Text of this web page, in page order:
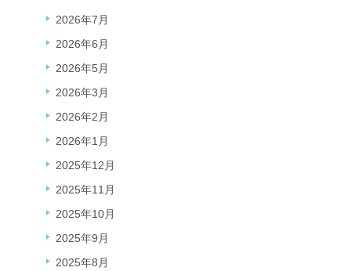
2026年7月
2026年6月
2026年5月
2026年3月
2026年2月
2026年1月
2025年12月
2025年11月
2025年10月
2025年9月
2025年8月